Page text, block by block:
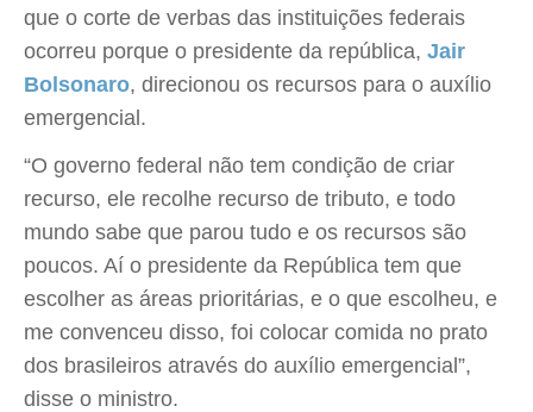
que o corte de verbas das instituições federais
ocorreu porque o presidente da república, Jair
Bolsonaro, direcionou os recursos para o auxílio
emergencial.
“O governo federal não tem condição de criar
recurso, ele recolhe recurso de tributo, e todo
mundo sabe que parou tudo e os recursos são
poucos. Aí o presidente da República tem que
escolher as áreas prioritárias, e o que escolheu, e
me convenceu disso, foi colocar comida no prato
dos brasileiros através do auxílio emergencial”,
disse o ministro.